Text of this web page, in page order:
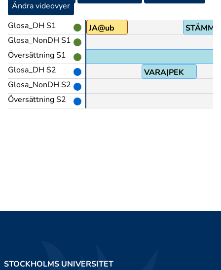
Ändra videovyer
Glosa_DH S1
Glosa_NonDH S1
Översättning S1
Glosa_DH S2
Glosa_NonDH S2
Översättning S2
JA@ub
VARA|PEK
STOCKHOLMS UNIVERSITET